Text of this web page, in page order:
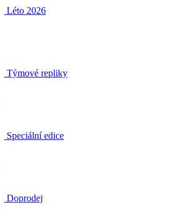
Léto 2026
Týmové repliky
Speciální edice
Doprodej